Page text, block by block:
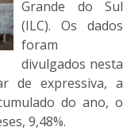
Grande do Sul
(ILC). Os dados
foram
divulgados nesta
de expressiva, a
do ano, o
9,48%.